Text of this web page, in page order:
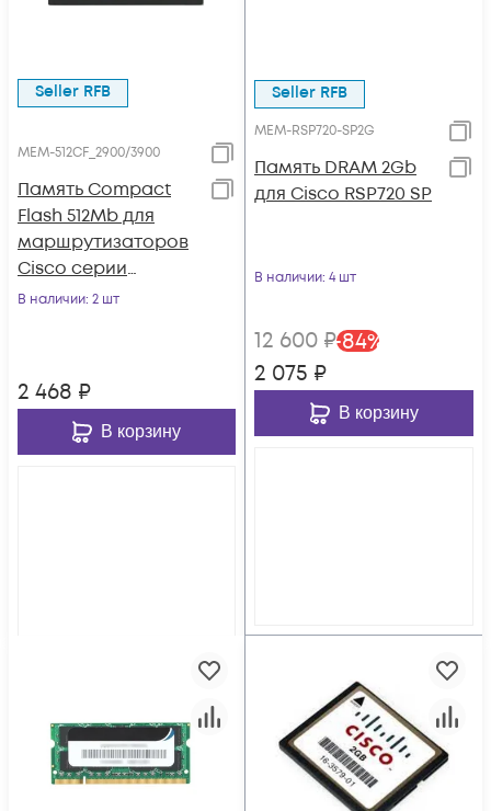
Seller RFB
MEM-512CF_2900/3900
Память Compact
Flash 512Mb для
маршрутизаторов
Cisco серии
ISR2900/3900
В наличии: 2 шт
2 468 ₽
В корзину
Seller RFB
MEM-RSP720-SP2G
Память DRAM 2Gb
для Cisco RSP720 SP
В наличии: 4 шт
12 600 ₽-84%
2 075 ₽
В корзину